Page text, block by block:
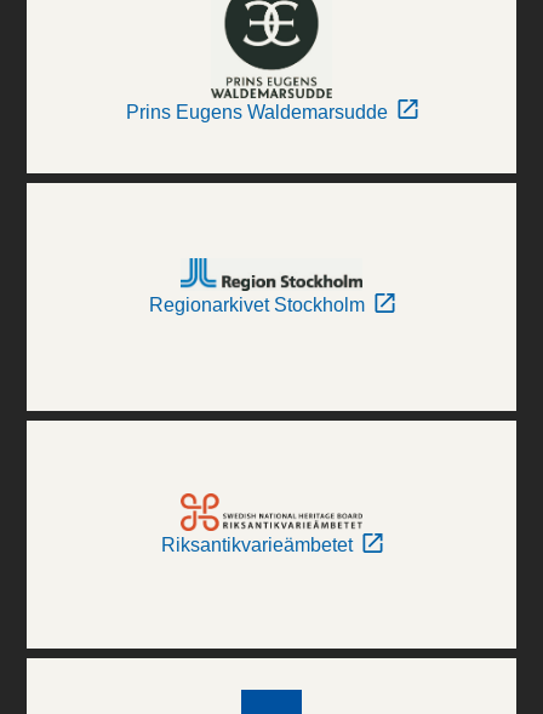
Prins Eugens Waldemarsudde
Regionarkivet Stockholm
Riksantikvarieämbetet